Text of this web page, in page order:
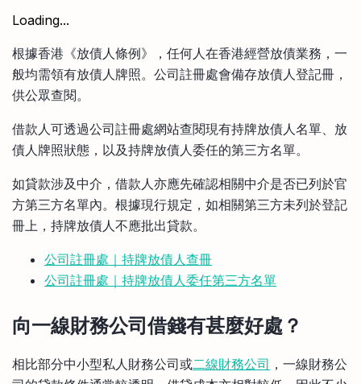
Loading...
根據香港《放債人條例》，任何人在香港經營放債業務，一
般均需領有放債人牌照。公司註冊處會備存放債人登記冊，
供公眾查閱。
借款人可透過公司註冊處網站查閱現有持牌放債人名單、放
債人牌照狀態，以及持牌放債人委任的第三方名單。
如貸款涉及中介，借款人亦應先確認相關中介是否已列於官
方第三方名單內。根據現行規定，如相關第三方未列於登記
冊上，持牌放債人不應批出貸款。
公司註冊處｜持牌放債人查冊
公司註冊處｜持牌放債人委任第三方名單
向一線財務公司借錢有甚麼好處？
相比部分中小型私人財務公司或二線財務公司 ，一線財務公